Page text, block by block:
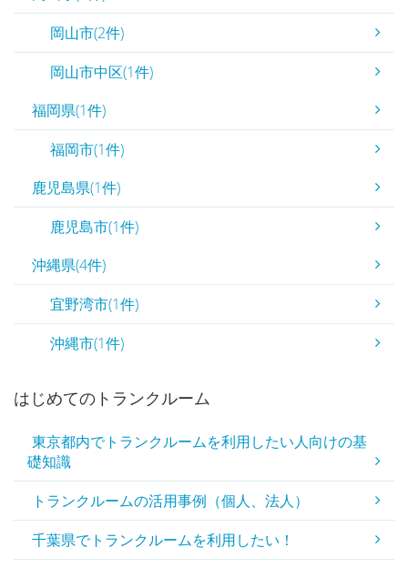
岡山市(2件)
岡山市中区(1件)
福岡県(1件)
福岡市(1件)
鹿児島県(1件)
鹿児島市(1件)
沖縄県(4件)
宜野湾市(1件)
沖縄市(1件)
はじめてのトランクルーム
東京都内でトランクルームを利用したい人向けの基
礎知識
トランクルームの活用事例（個人、法人）
千葉県でトランクルームを利用したい！